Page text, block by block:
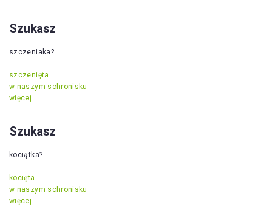
Szukasz
szczeniaka?
szczenięta
w naszym schronisku
więcej
Szukasz
kociątka?
kocięta
w naszym schronisku
więcej